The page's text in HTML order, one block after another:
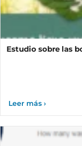
Estudio sobre las